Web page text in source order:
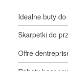
Idealne buty
Skarpetki do
Offre